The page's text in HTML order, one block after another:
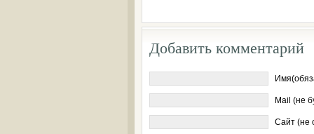
Добавить комментарий
Mail (не
Сайт (не